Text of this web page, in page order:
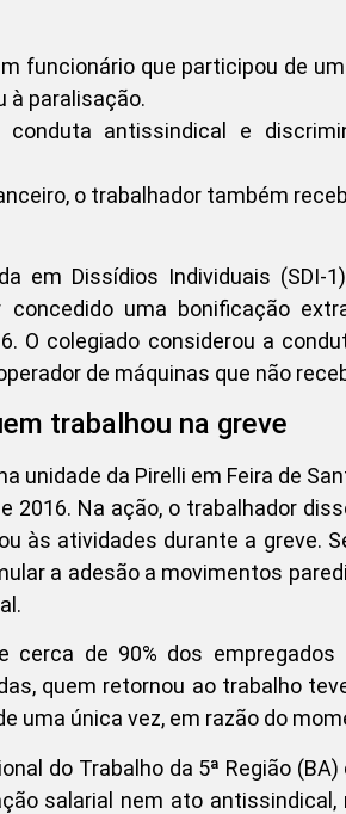
funcionário que participou de
à paralisação.
antissindical e
o trabalhador também
em Dissídios Individuais (SDI-
uma bonificação
O colegiado considerou a
de máquinas que não
trabalhou na greve
unidade da Pirelli em Feira de
2016. Na ação, o trabalhador
às atividades durante a greve.
a adesão a movimentos
de 90% dos empregados
quem retornou ao trabalho
uma única vez, em razão do
do Trabalho da 5ª Região
salarial nem ato